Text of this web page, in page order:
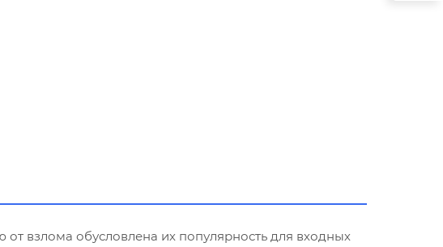
взлома обусловлена их популярность для входных